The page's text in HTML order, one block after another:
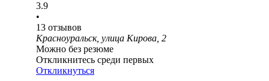
3.9
•
13 отзывов
Красноуральск, улица Кирова, 2
Можно без резюме
Откликнитесь среди первых
Откликнуться